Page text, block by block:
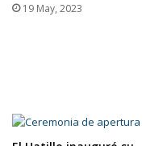
19 May, 2023